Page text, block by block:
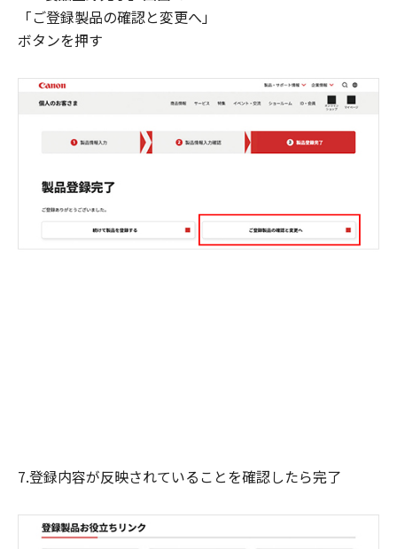
「ご登録製品の確認と変更へ」
ボタンを押す
7.登録内容が反映されていることを確認したら完了